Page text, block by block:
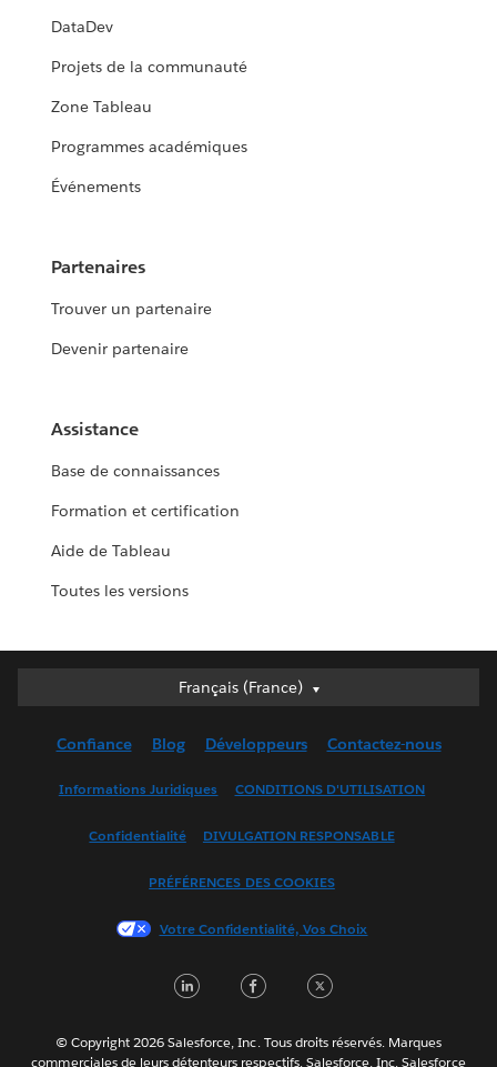
DataDev
Projets de la communauté
Zone Tableau
Programmes académiques
Événements
Partenaires
Trouver un partenaire
Devenir partenaire
Assistance
Base de connaissances
Formation et certification
Aide de Tableau
Toutes les versions
Français (France)
Français (France)
English (UK)
Français (Canada)
한국어
Português
ไทย
Confiance Blog Développeurs Contactez-nous
Informations Juridiques CONDITIONS D'UTILISATION
Confidentialité DIVULGATION RESPONSABLE
PRÉFÉRENCES DES COOKIES
Votre Confidentialité, Vos Choix
LinkedInFacebook
© Copyright 2026 Salesforce, Inc. Tous droits réservés. Marques
commerciales de leurs détenteurs respectifs. Salesforce, Inc. Salesforce